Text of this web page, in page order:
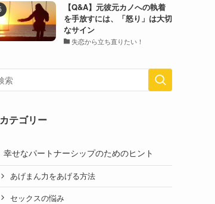
【Q&A】元彼元カノへの執着
を手放すには、「怒り」は大切
なサイン
失恋から立ち直りたい！
カテゴリー
幸せなパートナーシップのためのヒント
あげまん力をあげる方法
セックスの悩み